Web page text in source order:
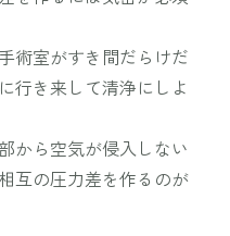
術室がすき間だらけだ
行き来して清浄にしよ
から空気が侵入しない
互の圧力差を作るのが